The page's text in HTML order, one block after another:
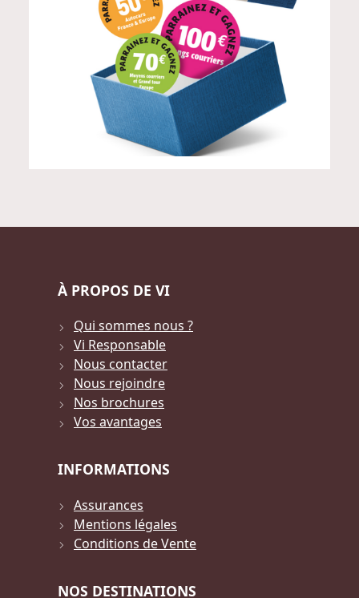
À PROPOS DE VI
Qui sommes nous ?
Vi Responsable
Nous contacter
Nous rejoindre
Nos brochures
Vos avantages
INFORMATIONS
Assurances
Mentions légales
Conditions de Vente
NOS DESTINATIONS